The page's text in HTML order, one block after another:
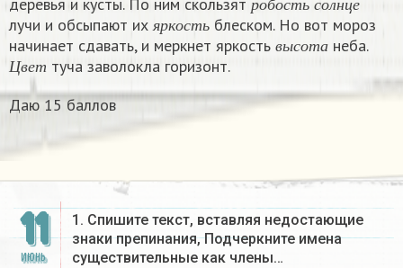
деревья и кусты. По ним скользят р о б о с т ь с ол н ц е
лучи и обсыпают ихяр к о с т ь
ярк ость
блеском. Но вот мороз
начинает сдавать, и меркнет яркость
в ыс о т а
высота
неба.
Ц в е т
Цвет
туча заволокла горизонт.
Даю 15 баллов
11
ИЮНЬ
1. Спишите текст, вставляя недостающие
знаки препинания, Подчеркните имена
существительные как члены…